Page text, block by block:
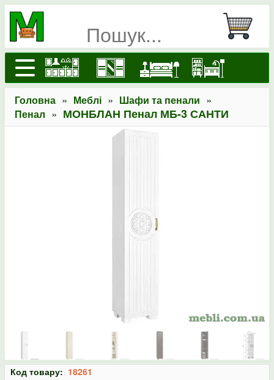
Головна » Меблі » Шафи та пенали »
Пенал » МОНБЛАН Пенал МБ-3 САНТИ
Код товару: 18261